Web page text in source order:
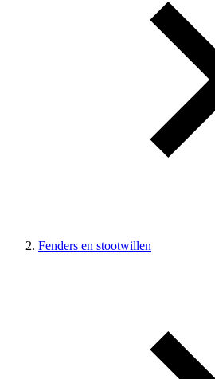
Fenders en stootwillen